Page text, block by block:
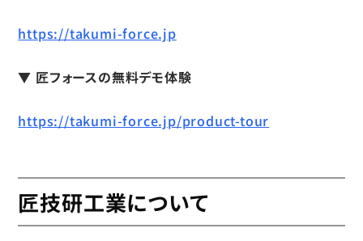
https://takumi-force.jp
▼ 匠フォースの無料デモ体験
https://takumi-force.jp/product-tour
匠技研工業について